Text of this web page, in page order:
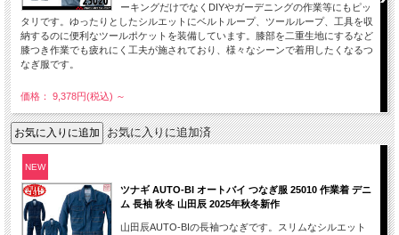
ーキングだけでなくDIYやガーデニングの作業等にもピッ
タリです。ゆったりとしたシルエットにベルトループ、ツールループ、工具を収
納するのに便利なツールポケットを装備しています。膝部を二重生地にするなど
膝つき作業でも疲れにく工夫が施されており、様々なシーンで着用したくなるつ
なぎ服です。
価格： 9,378円(税込) ～
お気に入りに追加済
NEW
ツナギ AUTO-BI オートバイ つなぎ服 25010 作業着 デニ
ム 長袖 秋冬 山田辰 2025年秋冬新作
山田辰AUTO-BIの長袖つなぎです。スリムなシルエット